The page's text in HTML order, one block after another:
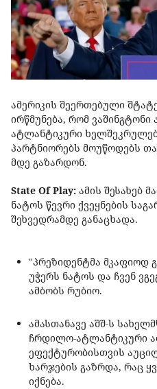
ამერიკის შეერთებული
ირწმუნება, რომ
ატლანტიკური
პარტნიორებს მოუწოდებს
მდე გაზარდონ.
State Of Play: ამის შესახებ
ნატოს წევრი ქვეყნების
შეხვედრამდე განაცხადა.
"პრეზიდენტმა მკაფიოდ
უჭერს ნატოს და ჩვენ
ამბობს რუბიო.
ამასთანავე აშშ-ს
ჩრდილო-ატლანტიკური
ეფექტურობისთვის
ხარჯების გაზრდა, რაც
იქნება.